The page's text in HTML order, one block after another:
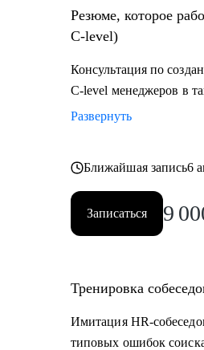
Резюме, которое
C-level)
Консультация по
C-level менеджеров в
Развернуть
Ближайшая запись6
Записаться 9
Имитация HR-
типовых ошибок